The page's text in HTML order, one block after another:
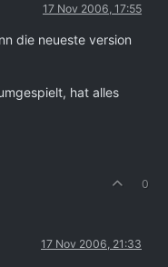
17 Nov 2006, 17:55
die neueste version
hat alles
0
17 Nov 2006, 21:33